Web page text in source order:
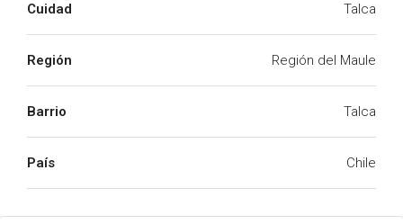
Cuidad Talca
Región Región del Maule
Barrio Talca
País Chile